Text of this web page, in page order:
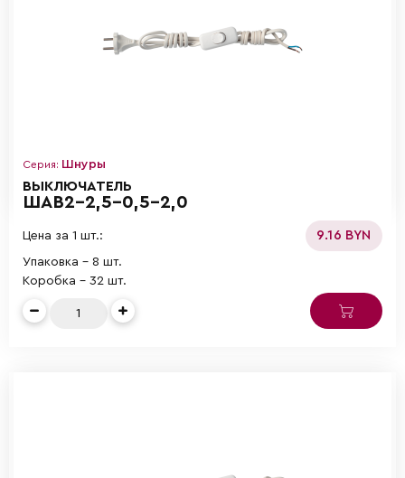
Серия: Шнуры
ВЫКЛЮЧАТЕЛЬ
ШАВ2-2,5-0,5-2,0
Цена за 1 шт.: 9.16 BYN
Упаковка - 8 шт.
Коробка - 32 шт.